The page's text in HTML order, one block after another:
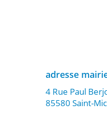
adresse
4 Rue Paul
85580 Saint-